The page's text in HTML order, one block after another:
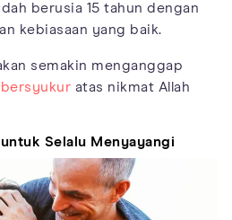
berusia 15 tahun dengan
kebiasaan yang baik.
semakin menganggap
atas nikmat Allah
Selalu Menyayangi